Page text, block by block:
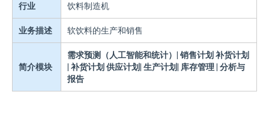
行业 饮料制造机
业务描述 软饮料的生产和销售
简介模块
需求预测（人工智能和统计）| 销售计划 补货计划
| 补货计划 供应计划| 生产计划| 库存管理 | 分析与
报告